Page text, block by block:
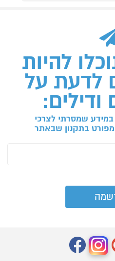
להיות
לדעת על
שמסרתי לצרכי
בתקנון שבאתר